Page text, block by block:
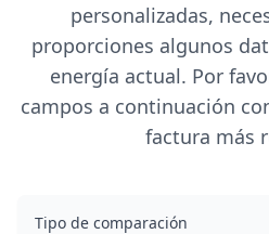
personalizadas,
proporciones algunos
energía actual. Por
campos a continuación
factura más
Tipo de comparación